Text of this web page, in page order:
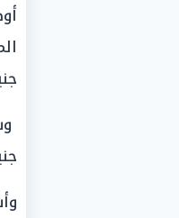
جنيه